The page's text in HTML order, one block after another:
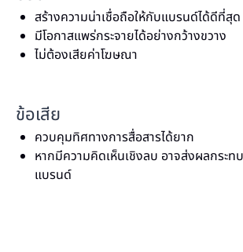
สร้างความน่าเชื่อถือให้กับแบรนด์ได้ดีที่สุด
มีโอกาสแพร่กระจายได้อย่างกว้างขวาง
ไม่ต้องเสียค่าโฆษณา
ข้อเสีย
ควบคุมทิศทางการสื่อสารได้ยาก
หากมีความคิดเห็นเชิงลบ อาจส่งผลกระ
แบรนด์